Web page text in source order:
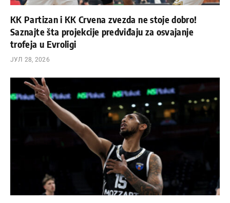
KK Partizan i KK Crvena zvezda ne stoje dobro!
Saznajte šta projekcije predviđaju za osvajanje
trofeja u Evroligi
ЈУЛ 28, 2026